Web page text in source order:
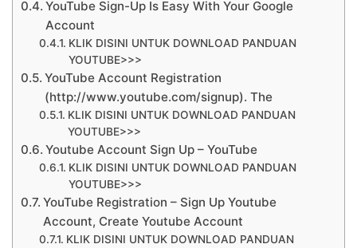
YouTube Sign-Up Is Easy With Your Google
Account
KLIK DISINI UNTUK DOWNLOAD PANDUAN
YOUTUBE>>>
YouTube Account Registration
(http://www.youtube.com/signup). The
KLIK DISINI UNTUK DOWNLOAD PANDUAN
YOUTUBE>>>
Youtube Account Sign Up – YouTube
KLIK DISINI UNTUK DOWNLOAD PANDUAN
YOUTUBE>>>
YouTube Registration – Sign Up Youtube
Account, Create Youtube Account
KLIK DISINI UNTUK DOWNLOAD PANDUAN